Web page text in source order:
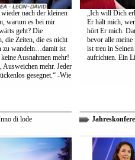
nach der kleinen
warum es bei mir
geht? Die
die Zeiten, die es nicht
zu wandeln…damit ist
Ausnahmen mehr!
mehr. Jeder
gesegnet.“ -Wie
„Ich will Dich
Er hält mich,
hört Er mich.
bevor alle
ist treu in
aufrichten. Ein
di lode